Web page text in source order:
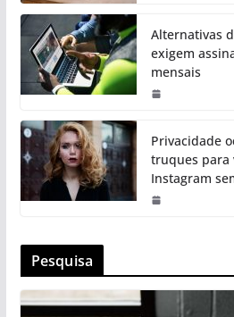
Alternativas
exigem
mensais
Privacidade
truques para
Instagram
Pesquisa